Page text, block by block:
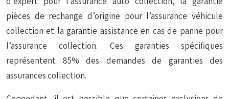
pièces de rechange d’origine pour l’assurance véhicule
collection et la garantie assistance en cas de panne pour
l’assurance collection. Ces garanties spécifiques
représentent 85% des demandes de garanties des
assurances collection.